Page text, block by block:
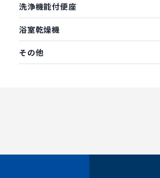
洗浄機能付便座
浴室乾燥機
その他